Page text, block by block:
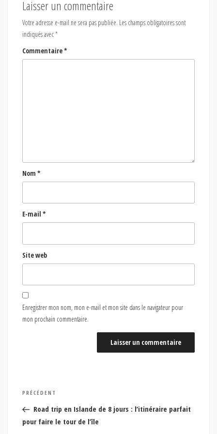
Laisser un commentaire
Votre adresse e-mail ne sera pas publiée. Les champs obligatoires sont
indiqués avec*
Commentaire*
Nom *
E-mail *
Site web
Enregistrer mon nom, mon e-mail et mon site dans le navigateur pour
mon prochain commentaire.
Navigation
de
l’article
Article
précédent
PRÉCÉDENT
Road trip en Islande de 8 jours : l’itinéraire parfait
pour faire le tour de l’île